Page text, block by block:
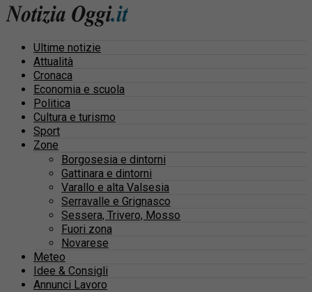
Ultime notizie
Attualità
Cronaca
Economia e scuola
Politica
Cultura e turismo
Sport
Zone
Borgosesia e dintorni
Gattinara e dintorni
Varallo e alta Valsesia
Serravalle e Grignasco
Sessera, Trivero, Mosso
Fuori zona
Novarese
Meteo
Idee & Consigli
Annunci Lavoro